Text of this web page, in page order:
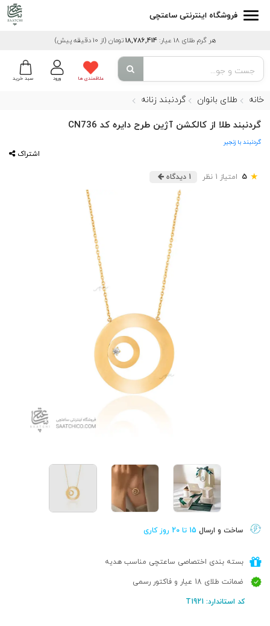
فروشگاه اینترنتی ساعتچی
هر گرم طلای 18 عیار: 18,786,414تومان (از 10 دقیقه پیش)
سبد خرید ورود علاقمندی ها
خانه طلای بانوان گردنبند زنانه
گردنبند طلا از کالکشن آژین طرح دایره کد CN736
گردنبند با زنجیر
اشتراک
★
5 امتیاز 1 نظر 1 دیدگاه
ساخت و ارسال 15 تا 20 روز کاری
بسته بندی اختصاصی ساعتچی مناسب هدیه
ضمانت طلای 18 عیار و فاکتور رسمی
کد استاندارد: T1921